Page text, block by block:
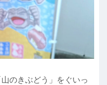
のきぶどう」をぐいっ